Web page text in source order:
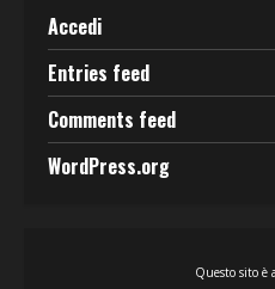
Accedi
Entries feed
Comments feed
WordPress.org
Questo sito è